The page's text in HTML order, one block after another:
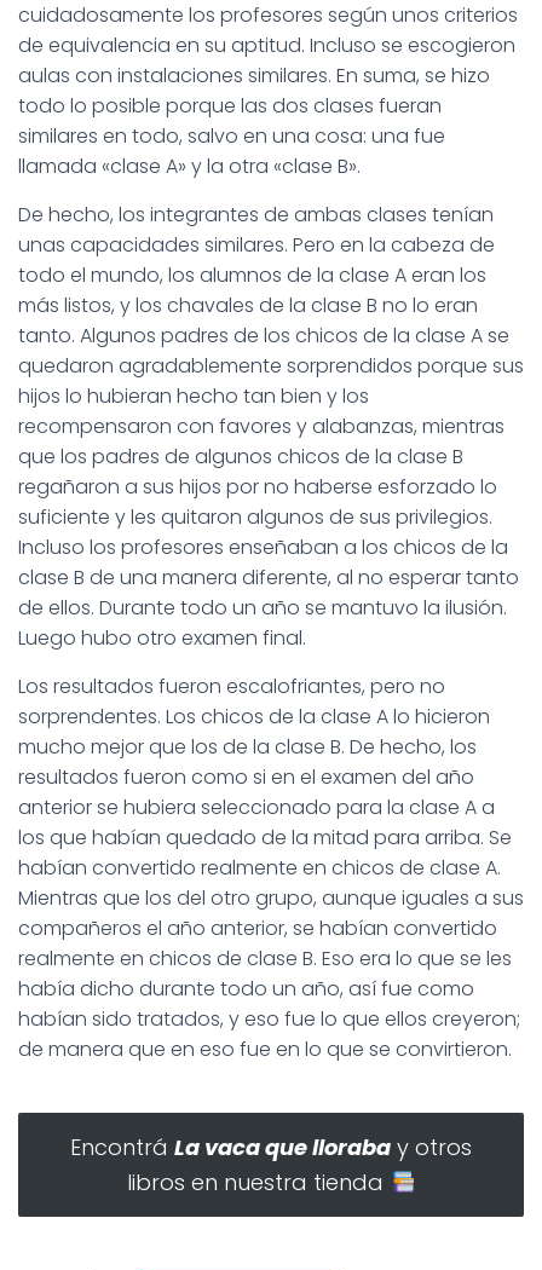
cuidadosamente los profesores según unos criterios
de equivalencia en su aptitud. Incluso se escogieron
aulas con instalaciones similares. En suma, se hizo
todo lo posible porque las dos clases fueran
similares en todo, salvo en una cosa: una fue
llamada «clase A» y la otra «clase B».
De hecho, los integrantes de ambas clases tenían
unas capacidades similares. Pero en la cabeza de
todo el mundo, los alumnos de la clase A eran los
más listos, y los chavales de la clase B no lo eran
tanto. Algunos padres de los chicos de la clase A se
quedaron agradablemente sorprendidos porque sus
hijos lo hubieran hecho tan bien y los
recompensaron con favores y alabanzas, mientras
que los padres de algunos chicos de la clase B
regañaron a sus hijos por no haberse esforzado lo
suficiente y les quitaron algunos de sus privilegios.
Incluso los profesores enseñaban a los chicos de la
clase B de una manera diferente, al no esperar tanto
de ellos. Durante todo un año se mantuvo la ilusión.
Luego hubo otro examen final.
Los resultados fueron escalofriantes, pero no
sorprendentes. Los chicos de la clase A lo hicieron
mucho mejor que los de la clase B. De hecho, los
resultados fueron como si en el examen del año
anterior se hubiera seleccionado para la clase A a
los que habían quedado de la mitad para arriba. Se
habían convertido realmente en chicos de clase A.
Mientras que los del otro grupo, aunque iguales a sus
compañeros el año anterior, se habían convertido
realmente en chicos de clase B. Eso era lo que se les
había dicho durante todo un año, así fue como
habían sido tratados, y eso fue lo que ellos creyeron;
de manera que en eso fue en lo que se convirtieron.
Encontrá La vaca que lloraba y otros
libros en nuestra tienda